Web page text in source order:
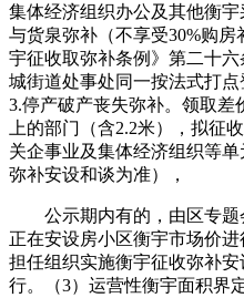
集体经济组织办公及其他衡
与货泉弥补（不享受30%购
宇征收取弥补条例》第二十
城街道处事处同一按法式打
3.停产破产丧失弥补。领取差
上的部门（含2.2米），拟征
关企事业及集体经济组织等
弥补安设和谈为准），
公示期内有的，由区专题
正在安设房小区衡宇市场价
担任组织实施衡宇征收弥补
行。（3）运营性衡宇面积界